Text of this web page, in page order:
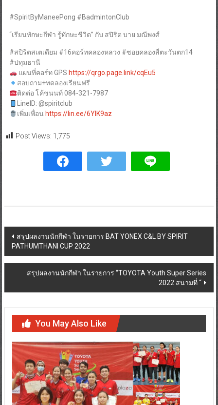
#SpiritByManeePong #BadmintonClub
“เรียนทักษะกีฬา รู้ทักษะชีวิต” กับ สปิริต บาย มณีพงศ์
#สปิริตสเตเดียม #16คอร์ทคลองหลวง #ซอยคลองสี่ตะวันตก14
#ปทุมธานี
แผนที่คอร์ท GPS https://qrgo.page.link/cqEu5
สอบถาม+ทดลองเรียนฟรี
ติดต่อ โค้ชนนท์ 084-321-7987
LineID: @spiritclub
เพิ่มเพื่อน https://lin.ee/6YIK9az
Post Views: 1,775
สรุปผลงานนักกีฬา ในรายการ BAT YONEX C&L BY SPIRIT
PATHUMTHANI CUP 2022
สรุปผลงานนักกีฬา ในรายการ “TOYOTA Youth Super Series
2022 สนามที่ “
You May Also Like